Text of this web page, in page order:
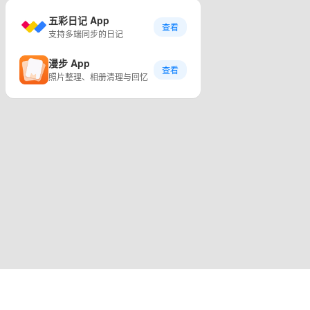
五彩日记 App
支持多端同步的日记
查看
漫步 App
照片整理、相册清理与回忆
查看